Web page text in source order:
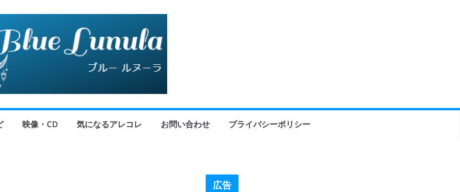
映像・CD 気になるアレコレ お問い合わせ プライバシーポリシー
広告